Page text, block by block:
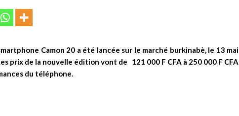
Camon 20 a été lancée sur le marché burkinabè, le 13 mai
prix de la nouvelle édition vont de 121 000 F CFA à 250 000 F CFA
du téléphone.